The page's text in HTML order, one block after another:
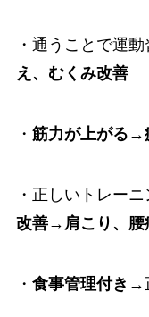
・通うことで運
え、むくみ改善
・ 筋力が上がる →
・正しいトレー
改善→ 肩こり、
・ 食事管理付き →